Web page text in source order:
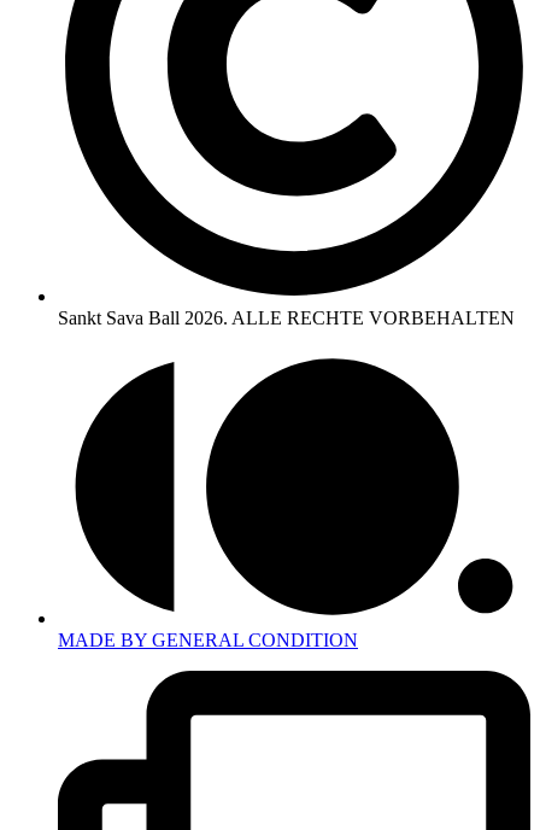
Sankt Sava Ball 2026. ALLE RECHTE VORBEHALTEN
MADE BY GENERAL CONDITION